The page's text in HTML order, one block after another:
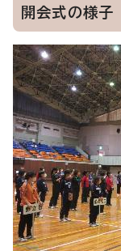
開会式の様子